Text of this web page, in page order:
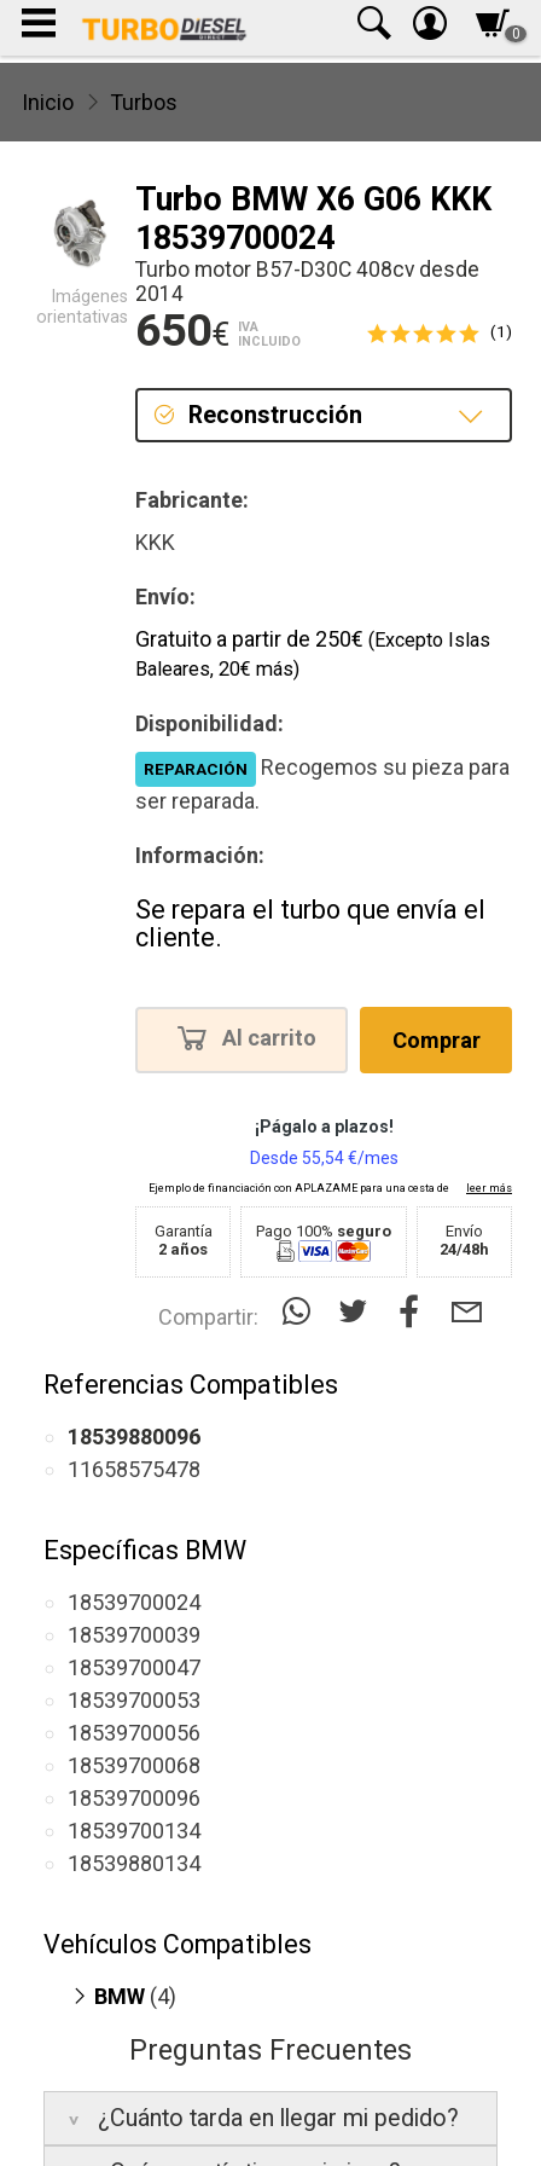
0
Inicio Turbos
Turbo BMW X6 G06 KKK
18539700024
Turbo motor B57-D30C 408cv desde
2014
650€
IVA
INCLUIDO
(1)
Reconstrucción
Fabricante:
KKK
Envío:
Gratuito a partir de 250€ (Excepto Islas
Baleares, 20€ más)
Disponibilidad:
REPARACIÓN
Recogemos su pieza para
ser reparada.
Información:
Se repara el turbo que envía el
cliente.
Al carrito Comprar
Garantía
2 años
Pago 100% seguro
Envío
24/48h
Compartir:
Imágenes
orientativas
Referencias Compatibles
18539880096
11658575478
Específicas BMW
18539700024
18539700039
18539700047
18539700053
18539700056
18539700068
18539700096
18539700134
18539880134
Vehículos Compatibles
BMW (4)
M550 dX 3.0(motor B57-D30C)
X5 G05(motor B57-D30C)
X7 G07 (motor B57-D30C)
Preguntas Frecuentes
¿Cuánto tarda en llegar mi pedido?